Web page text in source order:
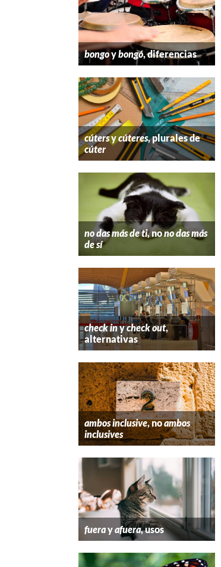
bongoybongó, diferencias
cútersycúteres, plurales de
cúter
no das más de ti, nono das más
de sí
check inycheck out,
alternativas
ambos inclusive, noambos
inclusives
fuerayafuera, usos